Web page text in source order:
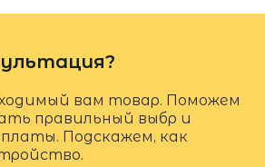
вам товар. Поможем
правильный выбр и
Подскажем, как